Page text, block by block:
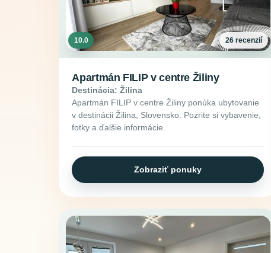
10.0 26 recenzií
Apartmán FILIP v centre Žiliny
Destinácia: Žilina
Apartmán FILIP v centre Žiliny ponúka ubytovanie
v destinácii Žilina, Slovensko. Pozrite si vybavenie,
fotky a ďalšie informácie.
Zobraziť ponuky